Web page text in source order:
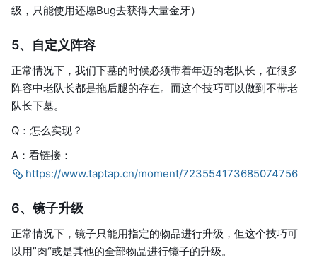
级，只能使用还愿Bug去获得大量金牙）
5、自定义阵容
正常情况下，我们下墓的时候必须带着年迈的老队长，在很多
阵容中老队长都是拖后腿的存在。而这个技巧可以做到不带老
队长下墓。
Q：怎么实现？
A：看链接：
https://www.taptap.cn/moment/723554173685074756
6、镜子升级
正常情况下，镜子只能用指定的物品进行升级，但这个技巧可
以用”肉“或是其他的全部物品进行镜子的升级。